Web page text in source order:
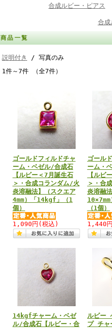
合成ルビー・ピアス
合成
商品一覧
説明付き
/ 写真のみ
1件～7件 （全7件）
ゴールドフィルドチャ
ーム・ベゼル/合成石
【ルビー＜7月誕生石
＞・合成コランダム/火
炎溶融法】（スクエア
4mm）「14kgf」（1
個）
1,090円 (税込)
ゴール
ーム・
【ルビ
＞・合
炎溶融
（1個）
1,440円
14kgfチャーム・ベゼ
ル/合成石【ルビー・合
ルビー
プ チ